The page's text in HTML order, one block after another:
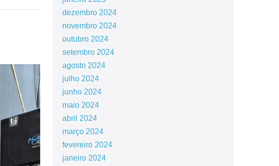
dezembro 2024
novembro 2024
outubro 2024
setembro 2024
agosto 2024
julho 2024
junho 2024
maio 2024
abril 2024
março 2024
fevereiro 2024
janeiro 2024